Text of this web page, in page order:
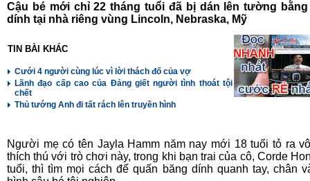
Cậu bé mới chỉ 22 tháng tuổi đã bị dán lên tường
dính tại nhà riêng vùng Lincoln, Nebraska, Mỹ
TIN BÀI KHÁC
Cưới 4 người cùng lúc vì lời thách đố của vợ
Lãnh đạo cấp cao của Đảng giết người tình thoát tội
chết
Thủ tướng Anh đi tất rách lên truyền hình
Người mẹ có tên Jayla Hamm năm nay mới 18 tuổi tỏ ra
thích thú với trò chơi này, trong khi bạn trai của cô, Corde
tuổi, thì tìm mọi cách để quấn băng dính quanh tay, chân